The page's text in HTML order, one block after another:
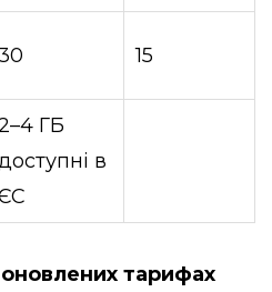
15
ГБ
в
оновлених тарифах